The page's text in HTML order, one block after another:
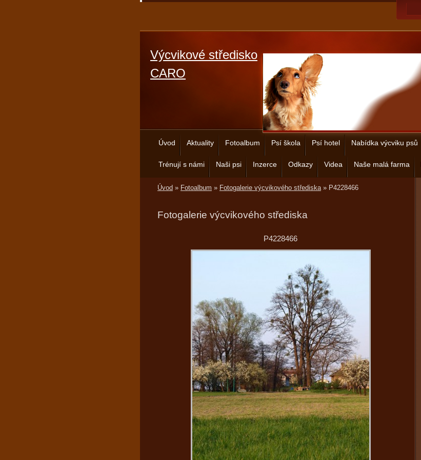
Výcvikové středisko
CARO
Úvod Aktuality Fotoalbum Psí škola Psí hotel Nabídka výcviku psů
Trénují s námi Naši psi Inzerce Odkazy Videa Naše malá farma
Úvod » Fotoalbum » Fotogalerie výcvikového střediska» P4228466
Fotogalerie výcvikového střediska
P4228466